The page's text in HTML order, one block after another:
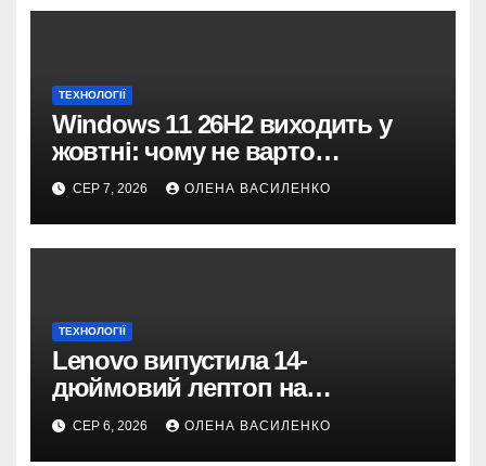
ТЕХНОЛОГІЇ
Windows 11 26H2 виходить у
жовтні: чому не варто
пропускати це оновлення
СЕР 7, 2026 ОЛЕНА ВАСИЛЕНКО
ТЕХНОЛОГІЇ
Lenovo випустила 14-
дюймовий лептоп на
Snapdragon X2 з автономністю
понад 33 години
СЕР 6, 2026 ОЛЕНА ВАСИЛЕНКО